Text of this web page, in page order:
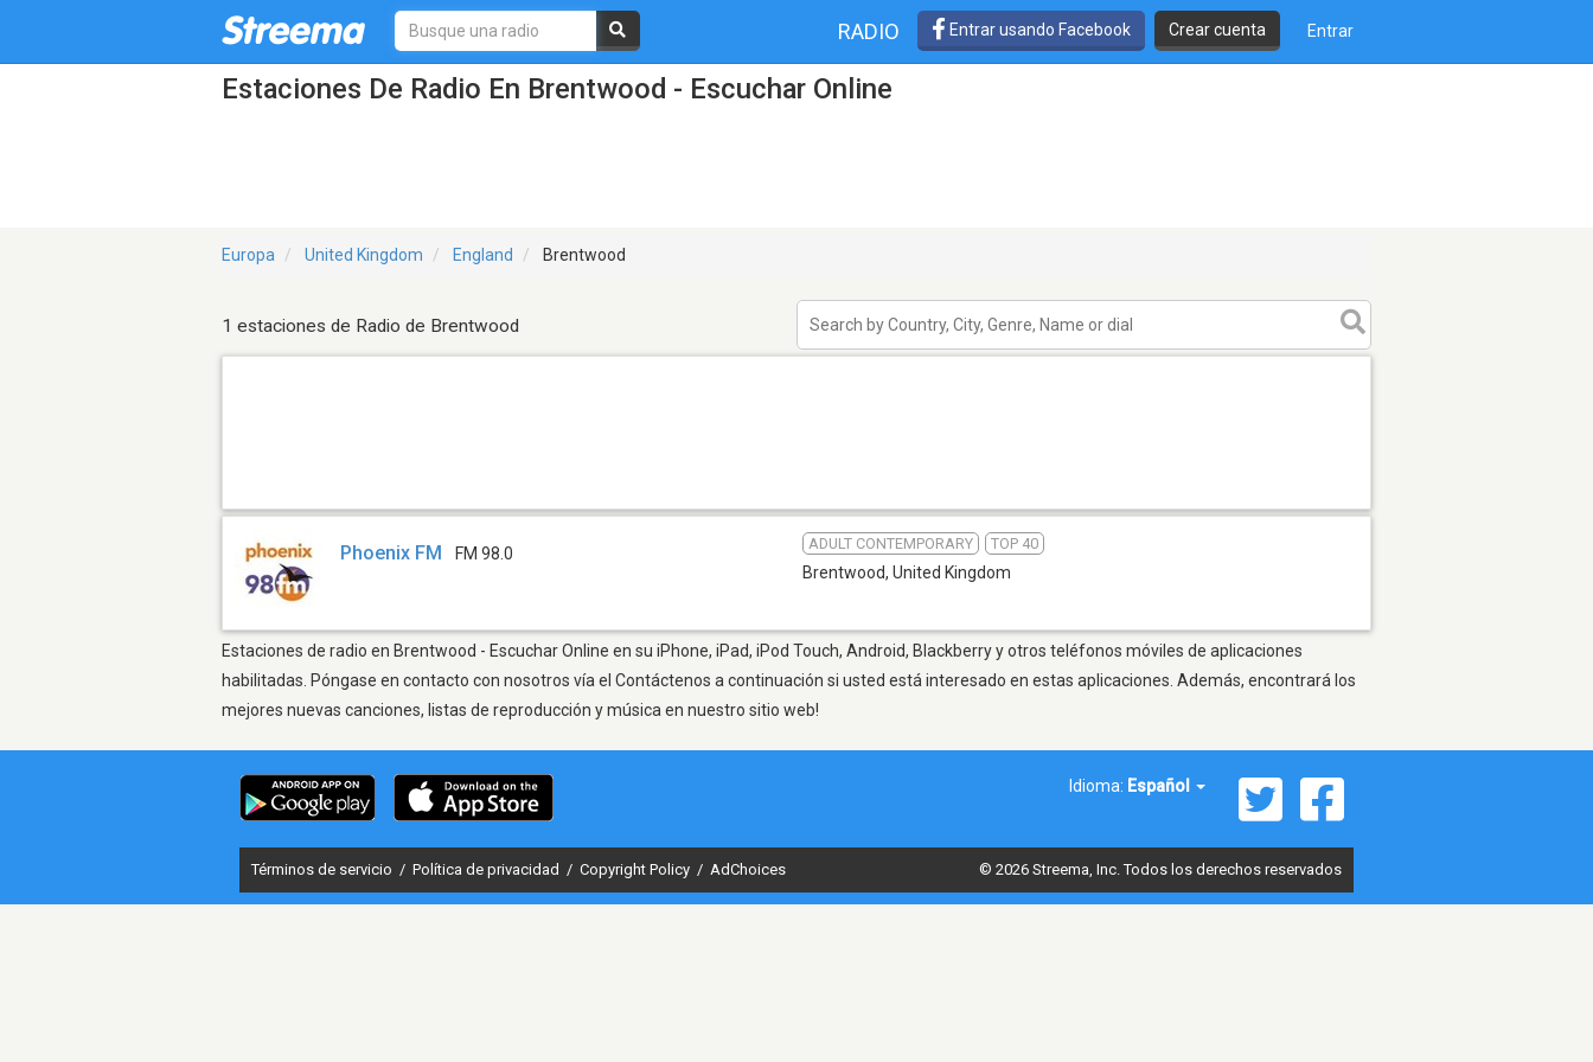
RADIO Entrar usando Facebook Crear cuenta Entrar
Estaciones De Radio En Brentwood - Escuchar Online
Europa United Kingdom England Brentwood
1 estaciones de Radio de Brentwood
Phoenix FM FM 98.0
ADULT CONTEMPORARY TOP 40
Brentwood, United Kingdom
Estaciones de radio en Brentwood - Escuchar Online en su iPhone, iPad, iPod Touch, Android, Blackberry y otros teléfonos móviles de aplicaciones
habilitadas. Póngase en contacto con nosotros vía el Contáctenos a continuación si usted está interesado en estas aplicaciones. Además, encontrará los
mejores nuevas canciones, listas de reproducción y música en nuestro sitio web!
Idioma: Español
Términos de servicio / Política de privacidad / Copyright Policy / AdChoices © 2026 Streema, Inc. Todos los derechos reservados